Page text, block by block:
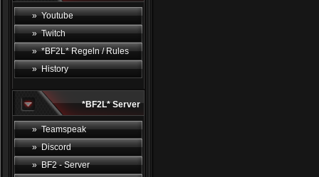
» Youtube
» Twitch
» *BF2L* Regeln / Rules
» History
*BF2L* Server
» Teamspeak
» Discord
» BF2 - Server